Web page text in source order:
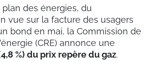
des énergies, du
vue sur la facture des usagers
bond en mai, la Commission de
(CRE) annonce une
%) du prix repère du gaz.